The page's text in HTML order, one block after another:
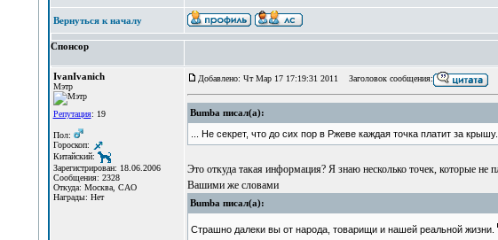
Вернуться к началу
Спонсор
IvanIvanich
Мэтр
Репутация: 19
Пол:
Гороскоп:
Китайский:
Зарегистрирован: 18.06.2006
Сообщения: 2328
Откуда: Москва, САО
Награды: Нет
Добавлено: Чт Мар 17 17:19:31 2011 Заголовок сообщения:
Bumba писал(а):
... Не секрет, что до сих пор в Ржеве каждая точка платит за крышу...
Это откуда такая информация? Я знаю несколько точек, которые не
Вашими же словами
Bumba писал(а):
Страшно далеки вы от народа, товарищи и нашей реальной жизни.